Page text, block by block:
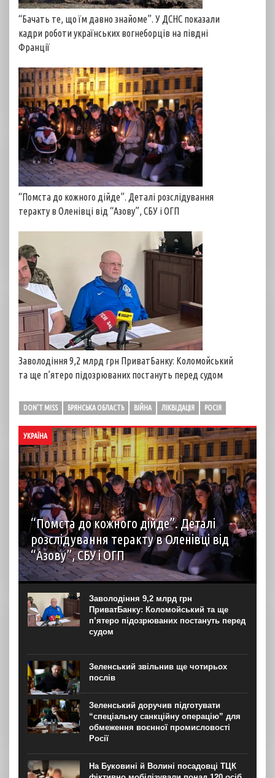
“Бачать те, що їм давно знайоме”. У ДСНС показали
кадри роботи українських вогнеборців на півдні
Франції
“Помста до кожного дійде”. Деталі розслідування
теракту в Оленівці від “Азову”, СБУ і ОГП
Заволодіння 9,2 млрд грн ПриватБанку: Коломойський
та ще п’ятеро підозрюваних постануть перед судом
DON'T MISS БРЯНСЬКА ОБЛАСТЬ ВІЙНА ЛІКВІДАЦІЯ РОСІЯ
УКРАЇНА
“Помста до кожного дійде”. Деталі
розслідування теракту в Оленівці від
“Азову”, СБУ і ОГП
автор: Наталія Терамае 28 липня рідні вцілілих
“азовців” в Оленівці виступили із шокуючою заявою.
Мовляв, списки полонених у “бараці 200”, де стався
вибух, укладав полонений представник корпусу. Заява...
Заволодіння 9,2 млрд грн
ПриватБанку: Коломойський та ще
п’ятеро підозрюваних постануть перед
судом
Зеленський звільнив ще чотирьох
послів
Зеленський доручив підготувати
“спеціальну санкційну операцію” для
обмеження воєнної промисловості
Росії
На Буковині й Волині посадовці ТЦК